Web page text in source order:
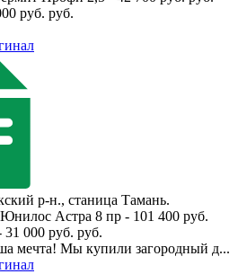
руб. руб.
р-н., станица Тамань.
Астра 8 пр - 101 400 руб.
000 руб. руб.
мечта! Мы купили загородный д...